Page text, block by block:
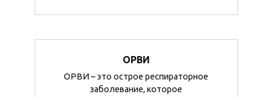
ОРВИ
ОРВИ – это острое респираторное
заболевание, которое